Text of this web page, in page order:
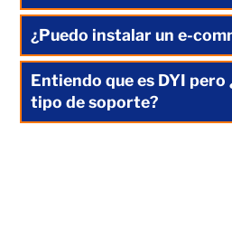
¿Puedo instalar un e-
Entiendo que es DYI pero
tipo de soporte?